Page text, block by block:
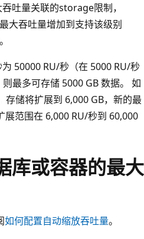
吐量关联的storage限制，
大吞吐量增加到支持该级别
50000 RU/秒（在 5000 RU/秒
最多可存储 5000 GB 数据。 如
存储将扩展到 6,000 GB，新的最
展范围在 6,000 RU/秒到 60,000
库或容器的最大
如何配置自动缩放吞吐量。